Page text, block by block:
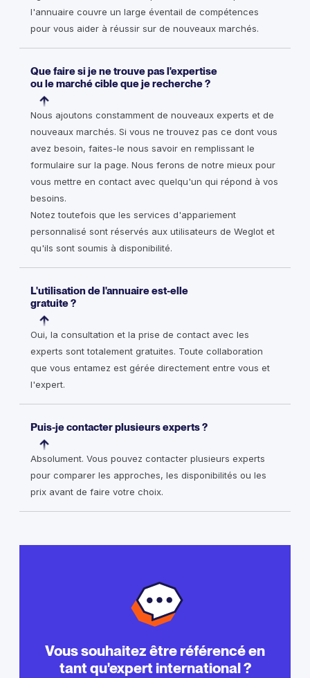
l'annuaire couvre un large éventail de compétences
pour vous aider à réussir sur de nouveaux marchés.
Que faire si je ne trouve pas l'expertise
ou le marché cible que je recherche ?
Nous ajoutons constamment de nouveaux experts et de
nouveaux marchés. Si vous ne trouvez pas ce dont vous
avez besoin, faites-le nous savoir en remplissant le
formulaire sur la page. Nous ferons de notre mieux pour
vous mettre en contact avec quelqu'un qui répond à vos
besoins.
Notez toutefois que les services d'appariement
personnalisé sont réservés aux utilisateurs de Weglot et
qu'ils sont soumis à disponibilité.
L'utilisation de l'annuaire est-elle
gratuite ?
Oui, la consultation et la prise de contact avec les
experts sont totalement gratuites. Toute collaboration
que vous entamez est gérée directement entre vous et
l'expert.
Puis-je contacter plusieurs experts ?
Absolument. Vous pouvez contacter plusieurs experts
pour comparer les approches, les disponibilités ou les
prix avant de faire votre choix.
Vous souhaitez être référencé en
tant qu'expert international ?